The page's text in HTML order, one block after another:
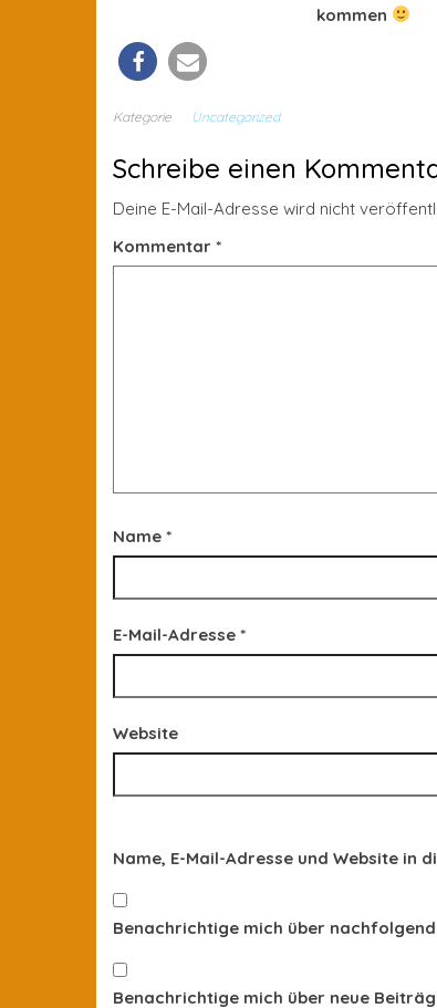
kommen
Kategorie Uncategorized
Schreibe einen
Deine E-Mail-Adresse wird nicht
Kommentar *
Name *
E-Mail-Adresse *
Website
Name, E-Mail-Adresse und Website in
Benachrichtige mich über
Benachrichtige mich über neue